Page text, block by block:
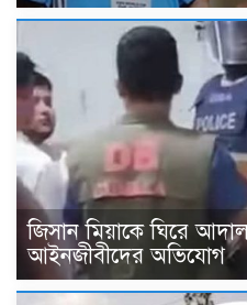
জিসান মিয়াকে ঘিরে
আইনজীবীদের অভিযোগ